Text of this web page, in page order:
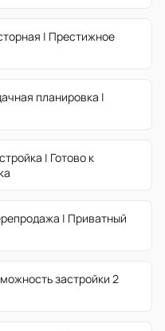
| Престижное
планировка |
| Готово к
| Приватный
застройки 2